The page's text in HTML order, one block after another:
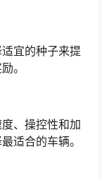
宜的种子来提
。
、操控性和加
适合的车辆。